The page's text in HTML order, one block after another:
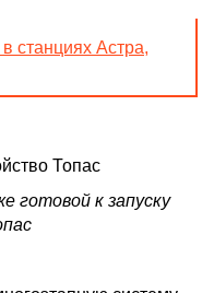
станциях Астра,
готовой к запуску